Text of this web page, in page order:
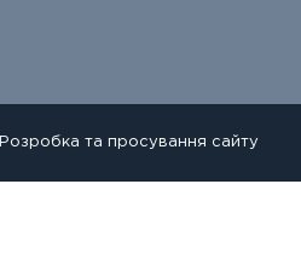
Розробка та просування сайту